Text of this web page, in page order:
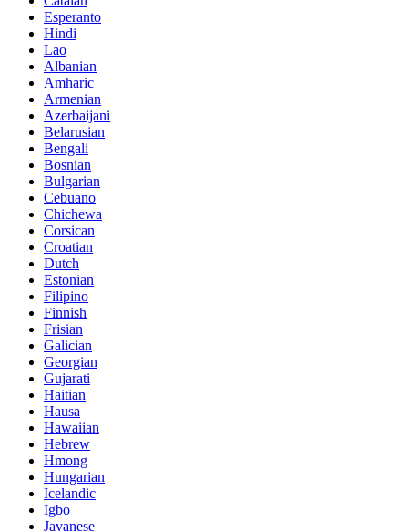
Esperanto
Hindi
Lao
Albanian
Amharic
Armenian
Azerbaijani
Belarusian
Bengali
Bosnian
Bulgarian
Cebuano
Chichewa
Corsican
Croatian
Dutch
Estonian
Filipino
Finnish
Frisian
Galician
Georgian
Gujarati
Haitian
Hausa
Hawaiian
Hebrew
Hmong
Hungarian
Icelandic
Igbo
Javanese